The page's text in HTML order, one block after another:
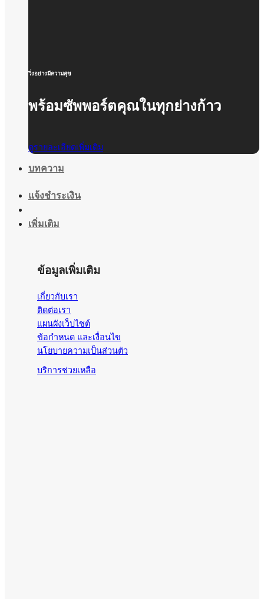
วิ่งอย่างมีความสุข
พร้อมซัพพอร์ตคุณในทุกย่างก้าว
ดูรายละเอียดเพิ่มเติม
บทความ
แจ้งชำระเงิน
เพิ่มเติม
ข้อมูลเพิ่มเติม
เกี่ยวกับเรา
ติดต่อเรา
แผนผังเว็บไซต์
ข้อกำหนด และเงื่อนไข
นโยบายความเป็นส่วนตัว
บริการช่วยเหลือ